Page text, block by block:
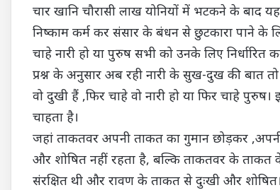
चार खानि चौरासी लाख योनियों में भटकने के बाद
निष्काम कर्म कर संसार के बंधन से छुटकारा पाने के
चाहे नारी हो या पुरुष सभी को उनके लिए
प्रश्न के अनुसार अब रही नारी के सुख-दुख की बात
वो दुखी हैं ,फिर चाहे वो नारी हो या फिर चाहे
चाहता है।
जहां ताकतवर अपनी ताकत का गुमान छोड़कर
और शोषित नहीं रहता है, बल्कि ताकतवर के ताकत
संरक्षित थी और रावण के ताकत से दुःखी और शोषित।